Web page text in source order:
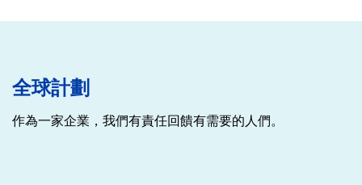
全球計劃
作為一家企業，我們有責任回饋有需要的人們。